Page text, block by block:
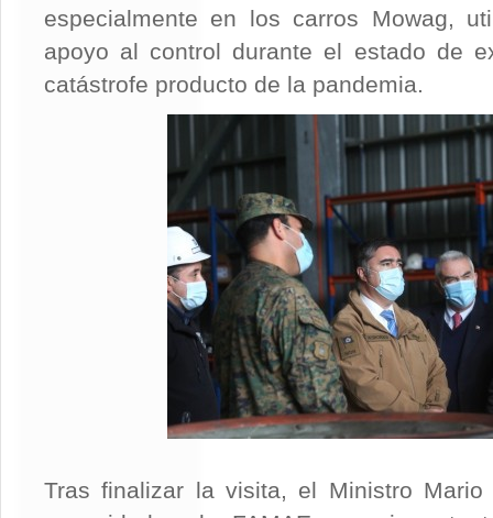
especialmente en los carros Mowag,
apoyo al control durante el estado de
catástrofe producto de la pandemia.
Tras finalizar la visita, el Ministro